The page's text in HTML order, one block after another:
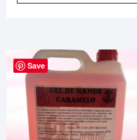
9,08 €.
7,87 €.
Save